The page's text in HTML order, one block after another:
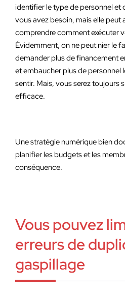
identifier le type de personnel
vous avez besoin, mais elle peut
comprendre comment exécuter
Évidemment, on ne peut nier le
demander plus de financement
et embaucher plus de personnel
sentir. Mais, vous serez toujours
efficace.
Une stratégie numérique bien
planifier les budgets et les
conséquence.
Vous pouvez
erreurs de
gaspillage